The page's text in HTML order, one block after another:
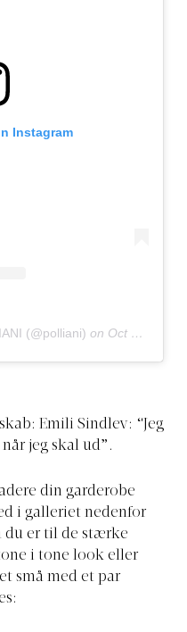
Instagram
(@polliani) on Oct 13, 2019 at 2:31am PDT
Emili Sindlev: “Jeg
jeg skal ud” .
din garderobe
i galleriet nedenfor
du er til de stærke
i tone look eller
små med et par